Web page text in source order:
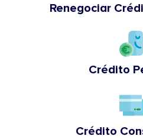
Renegociar
Crédito
Crédito